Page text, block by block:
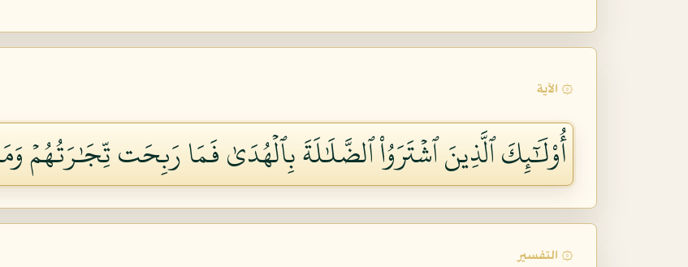
۞ الآية
أُوْلَٰٓئِكَ ٱلَّذِينَ ٱشۡتَرَوُاْ ٱلضَّلَٰلَةَ بِٱلۡهُدَىٰ فَمَا رَبِحَت تِّجَٰرَتُهُمۡ وَمَا
۞ التفسير